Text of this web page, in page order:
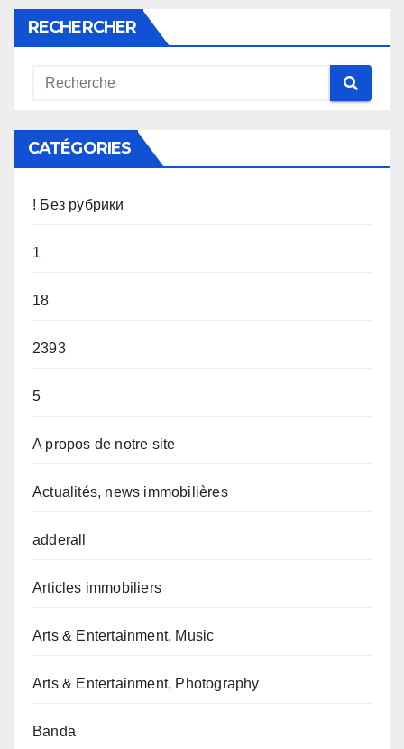
RECHERCHER
CATÉGORIES
! Без рубрики
1
18
2393
5
A propos de notre site
Actualités, news immobilières
adderall
Articles immobiliers
Arts & Entertainment, Music
Arts & Entertainment, Photography
Banda